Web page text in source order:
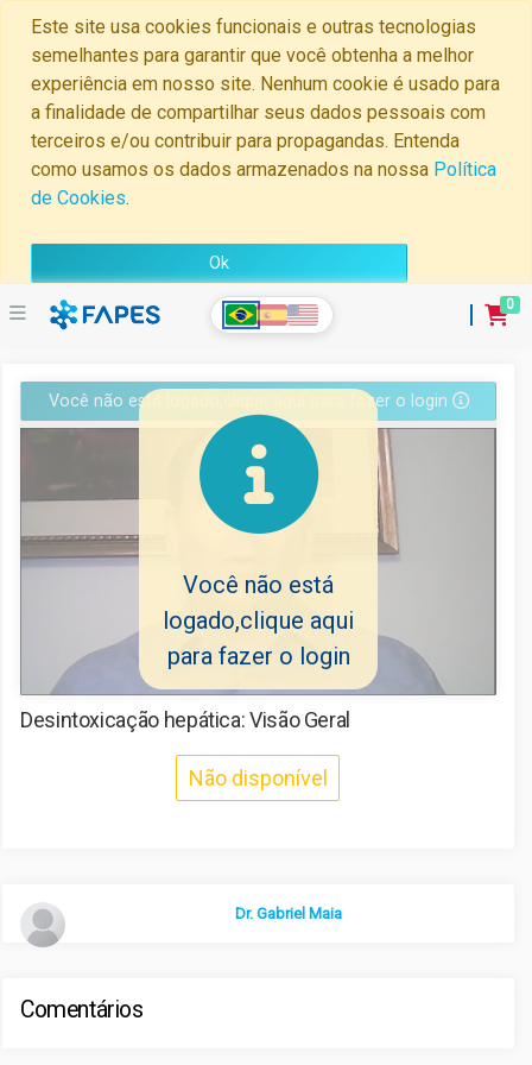
Este site usa cookies funcionais e outras tecnologias
semelhantes para garantir que você obtenha a melhor
experiência em nosso site. Nenhum cookie é usado para
a finalidade de compartilhar seus dados pessoais com
terceiros e/ou contribuir para propagandas. Entenda
como usamos os dados armazenados na nossa Política
de Cookies.
Ok
0
Minha
Perguntas
Frequentes
Sair
Você não está logado,clique aqui para fazer o login
Você não está
logado,clique aqui
para fazer o login
Desintoxicação hepática: Visão Geral
Não disponível
Dr. Gabriel Maia
Comentários